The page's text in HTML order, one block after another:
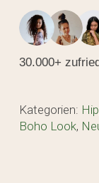
30.000+
Kategorien:
Boho Look,